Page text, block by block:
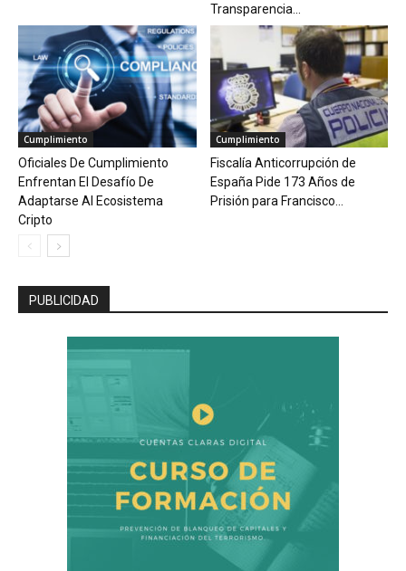
Transparencia...
Cumplimiento
Oficiales De Cumplimiento
Enfrentan El Desafío De
Adaptarse Al Ecosistema
Cripto
Cumplimiento
Fiscalía Anticorrupción de
España Pide 173 Años de
Prisión para Francisco...
PUBLICIDAD